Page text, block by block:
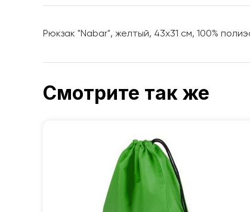
Рюкзак "Nabar", желтый, 43x31 см, 100%
Смотрите так же